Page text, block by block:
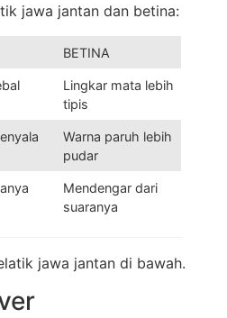
jawa jantan dan betina:
BETINA
Lingkar mata lebih
tipis
Warna paruh lebih
pudar
Mendengar dari
suaranya
jawa jantan di bawah.